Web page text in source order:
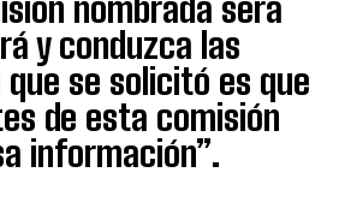
nombrada será
y conduzca las
que se solicitó es que
de esta comisión
información”.